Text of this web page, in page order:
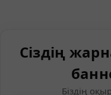
Сіздің
Біздің